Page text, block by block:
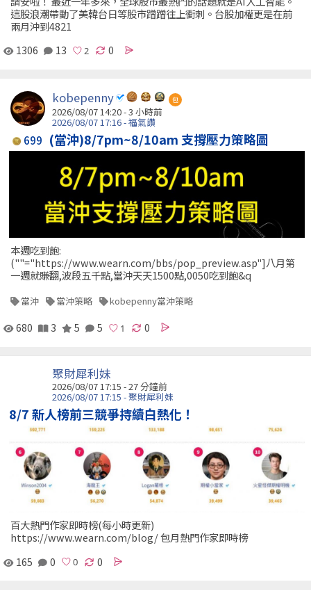
這股浪潮帶動了美韓台日等股市蹭蹭往上衝刺。台股加權更是在前
兩月沖到4821
1306
13 0
kobepenny 包
2026/08/07 14:20 -3 小時前
2026/08/07 17:16 - 福氣讚
699 (當沖)8/7pm~8/10am 支撐壓力策略圖
本週吃到飽:
(""="https://www.wearn.com/bbs/pop_preview.asp"]八月第
一週就賺翻,波段五千點,當沖天天1500點,0050吃到飽&q
當沖 當沖策略 kobepenny當沖策略
680 3 5 5 0
聚財犀利妹
2026/08/07 17:15 -27 分鐘前
2026/08/07 17:15 - 聚財犀利妹
8/7 新人榜前三競爭持續白熱化！
百大熱門作家即時榜(每小時更新)
https://www.wearn.com/blog/ 包月熱門作家即時榜
165
0 0